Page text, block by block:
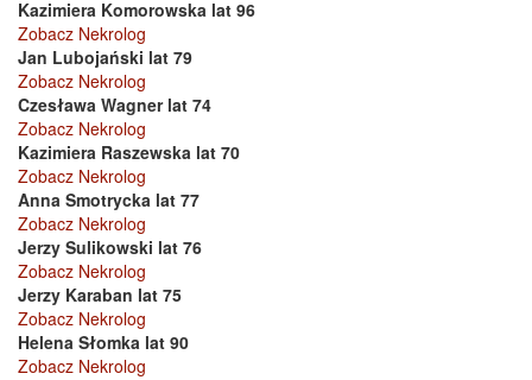
Kazimiera Komorowska lat 96
Zobacz Nekrolog
Jan Lubojański lat 79
Zobacz Nekrolog
Czesława Wagner lat 74
Zobacz Nekrolog
Kazimiera Raszewska lat 70
Zobacz Nekrolog
Anna Smotrycka lat 77
Zobacz Nekrolog
Jerzy Sulikowski lat 76
Zobacz Nekrolog
Jerzy Karaban lat 75
Zobacz Nekrolog
Helena Słomka lat 90
Zobacz Nekrolog